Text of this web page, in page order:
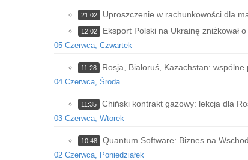
21:02 Uproszczenie w rachunkowości dla
12:02 Eksport Polski na Ukrainę zniżkował
05 Czerwca, Czwartek
11:28 Rosja, Białoruś, Kazachstan:
04 Czerwca, Środa
11:35 Chiński kontrakt gazowy: lekcja dla
03 Czerwca, Wtorek
10:48 Quantum Software: Biznes na
02 Czerwca, Poniedziałek